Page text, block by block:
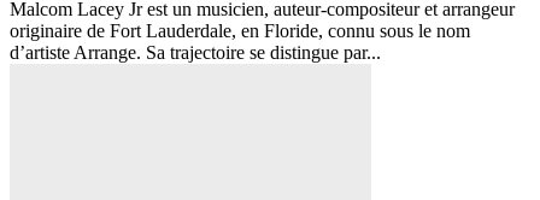
Malcom Lacey Jr est un musicien, auteur-compositeur et arrangeur
originaire de Fort Lauderdale, en Floride, connu sous le nom
d’artiste Arrange. Sa trajectoire se distingue par...